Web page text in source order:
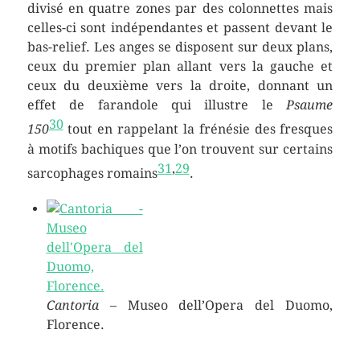
divisé en quatre zones par des colonnettes mais
celles-ci sont indépendantes et passent devant le
bas-relief. Les anges se disposent sur deux plans,
ceux du premier plan allant vers la gauche et
ceux du deuxième vers la droite, donnant un
effet de farandole qui illustre lePsaume
15030tout en rappelant la frénésie des fresques
à motifs bachiques que l’on trouvent sur certains
sarcophages romains31 ,29.
Cantoria– Museo dell’Opera del Duomo,
Florence.